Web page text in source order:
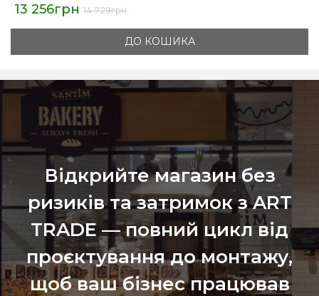
10 002грн 11 113грн
ДО КОШИКА
Відкрийте магазин без
ризиків та затримок з ART
TRADE — повний цикл від
проєктування до монтажу,
щоб ваш бізнес працював